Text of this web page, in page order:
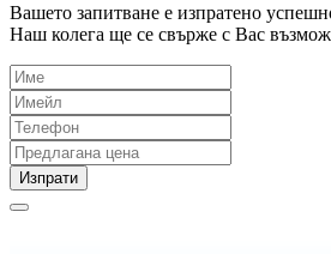
Вашето запитване е изпратено
Наш колега ще се свърже с Вас
Изпрати